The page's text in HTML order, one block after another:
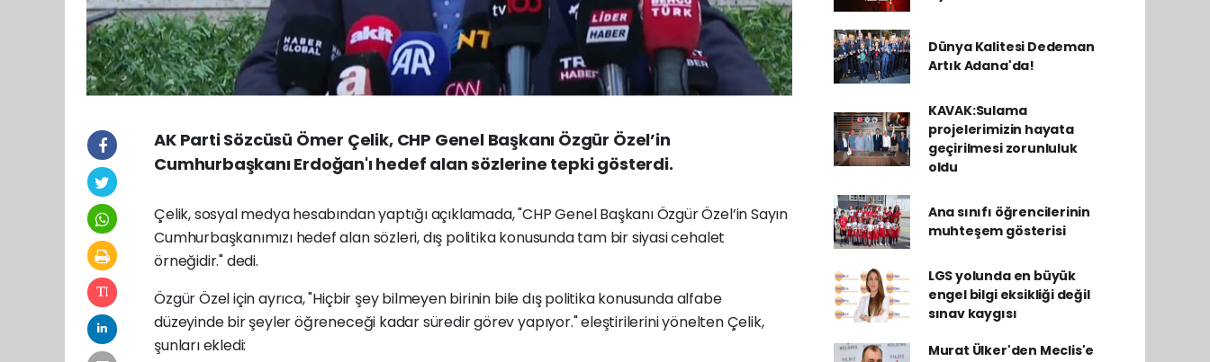
AK Parti Sözcüsü Ömer Çelik, CHP Genel Başkanı Özgür Özel’in
Cumhurbaşkanı Erdoğan'ı hedef alan sözlerine tepki gösterdi.
Çelik, sosyal medya hesabından yaptığı açıklamada, "CHP Genel Başkanı Özgür Özel’in Sayın
Cumhurbaşkanımızı hedef alan sözleri, dış politika konusunda tam bir siyasi cehalet
örneğidir." dedi.
Özgür Özel için ayrıca, "Hiçbir şey bilmeyen birinin bile dış politika konusunda alfabe
düzeyinde bir şeyler öğreneceği kadar süredir görev yapıyor." eleştirilerini yönelten Çelik,
şunları ekledi:
Dünya Kalitesi Dedeman
Artık Adana'da!
KAVAK:Sulama
projelerimizin hayata
geçirilmesi zorunluluk
oldu
Ana sınıfı öğrencilerinin
muhteşem gösterisi
LGS yolunda en büyük
engel bilgi eksikliği değil
sınav kaygısı
Murat Ülker'den Meclis'e